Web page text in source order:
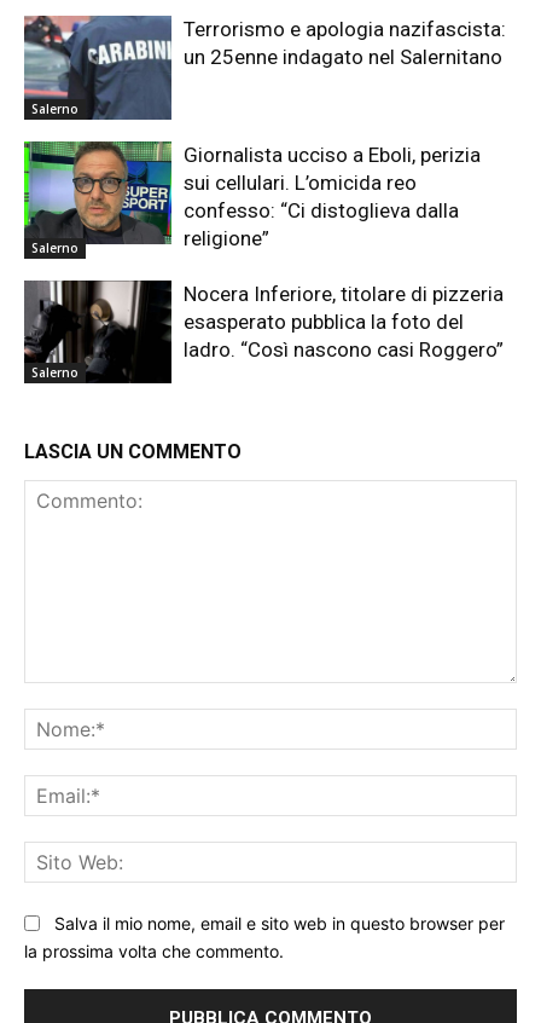
Salerno
Terrorismo e apologia nazifascista:
un 25enne indagato nel Salernitano
Salerno
Giornalista ucciso a Eboli, perizia
sui cellulari. L’omicida reo
confesso: “Ci distoglieva dalla
religione”
Salerno
Nocera Inferiore, titolare di pizzeria
esasperato pubblica la foto del
ladro. “Così nascono casi Roggero”
LASCIA UN COMMENTO
Salva il mio nome, email e sito web in questo browser per
la prossima volta che commento.